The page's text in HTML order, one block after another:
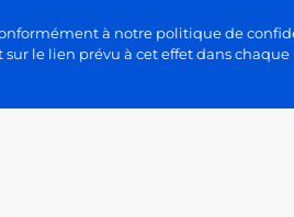
à notre politique de
le lien prévu à cet effet dans chaque